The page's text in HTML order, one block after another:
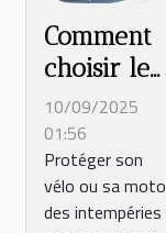
Comment
choisir le
bon abri
métallique
pour votre
vélo ou
10/09/2025
01:56
Protéger son
vélo ou sa moto
des intempéries